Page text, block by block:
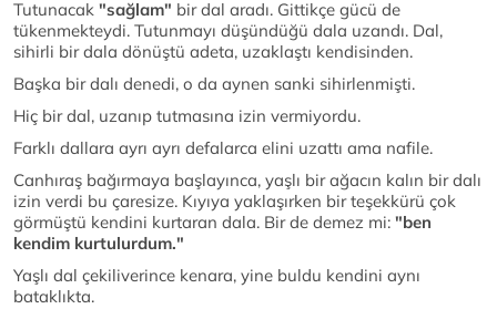
Tutunacak "sağlam" bir dal aradı. Gittikçe gücü de
tükenmekteydi. Tutunmayı düşündüğü dala uzandı. Dal,
sihirli bir dala dönüştü adeta, uzaklaştı kendisinden.
Başka bir dalı denedi, o da aynen sanki sihirlenmişti.
Hiç bir dal, uzanıp tutmasına izin vermiyordu.
Farklı dallara ayrı ayrı defalarca elini uzattı ama nafile.
Canhıraş bağırmaya başlayınca, yaşlı bir ağacın kalın bir dalı
izin verdi bu çaresize. Kıyıya yaklaşırken bir teşekkürü çok
görmüştü kendini kurtaran dala. Bir de demez mi: "ben
kendim kurtulurdum."
Yaşlı dal çekiliverince kenara, yine buldu kendini aynı
bataklıkta.